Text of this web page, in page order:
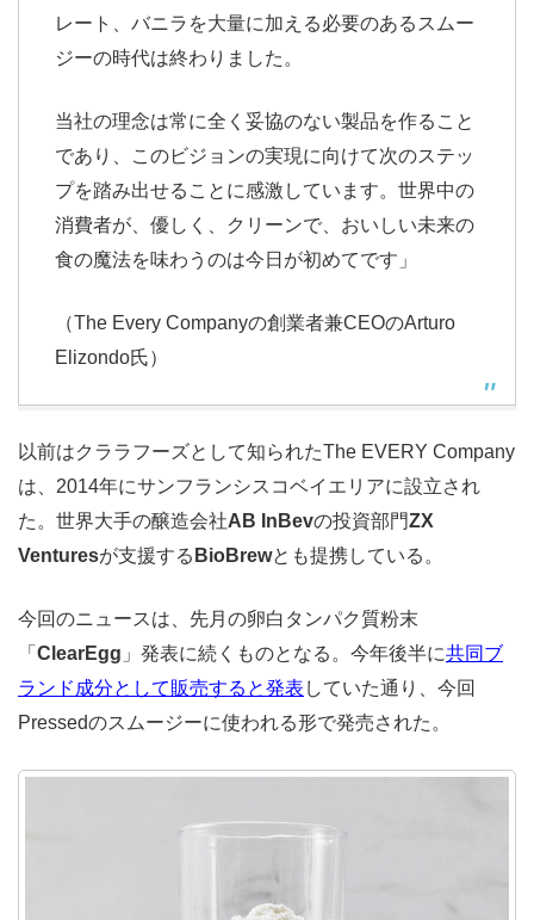
レート、バニラを大量に加える必要のあるスムー
ジーの時代は終わりました。
当社の理念は常に全く妥協のない製品を作ること
であり、このビジョンの実現に向けて次のステッ
プを踏み出せることに感激しています。世界中の
消費者が、優しく、クリーンで、おいしい未来の
食の魔法を味わうのは今日が初めてです」
（The Every Companyの創業者兼CEOのArturo
Elizondo氏）
以前はクララフーズとして知られたThe EVERY Company
は、2014年にサンフランシスコベイエリアに設立され
た。世界大手の醸造会社AB InBevの投資部門ZX
Venturesが支援する BioBrewとも提携している。
今回のニュースは、先月の卵白タンパク質粉末
「 ClearEgg 」発表に続くものとなる。今年後半に共同ブ
ランド成分として販売すると発表 していた通り、今回
Pressedのスムージーに使われる形で発売された。